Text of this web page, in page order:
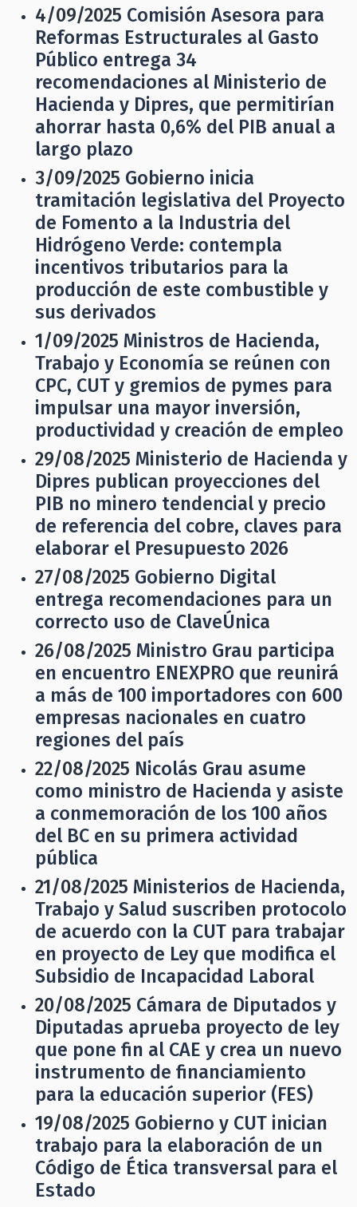
4/09/2025 Comisión Asesora para
Reformas Estructurales al Gasto
Público entrega 34
recomendaciones al Ministerio de
Hacienda y Dipres, que permitirían
ahorrar hasta 0,6% del PIB anual a
largo plazo
3/09/2025 Gobierno inicia
tramitación legislativa del Proyecto
de Fomento a la Industria del
Hidrógeno Verde: contempla
incentivos tributarios para la
producción de este combustible y
sus derivados
1/09/2025 Ministros de Hacienda,
Trabajo y Economía se reúnen con
CPC, CUT y gremios de pymes para
impulsar una mayor inversión,
productividad y creación de empleo
29/08/2025 Ministerio de Hacienda y
Dipres publican proyecciones del
PIB no minero tendencial y precio
de referencia del cobre, claves para
elaborar el Presupuesto 2026
27/08/2025 Gobierno Digital
entrega recomendaciones para un
correcto uso de ClaveÚnica
26/08/2025 Ministro Grau participa
en encuentro ENEXPRO que reunirá
a más de 100 importadores con 600
empresas nacionales en cuatro
regiones del país
22/08/2025 Nicolás Grau asume
como ministro de Hacienda y asiste
a conmemoración de los 100 años
del BC en su primera actividad
pública
21/08/2025 Ministerios de Hacienda,
Trabajo y Salud suscriben protocolo
de acuerdo con la CUT para trabajar
en proyecto de Ley que modifica el
Subsidio de Incapacidad Laboral
20/08/2025 Cámara de Diputados y
Diputadas aprueba proyecto de ley
que pone fin al CAE y crea un nuevo
instrumento de financiamiento
para la educación superior (FES)
19/08/2025 Gobierno y CUT inician
trabajo para la elaboración de un
Código de Ética transversal para el
Estado